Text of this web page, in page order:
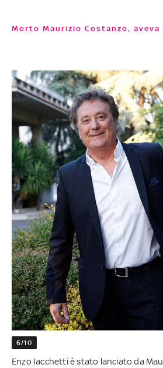
Morto Maurizio Costanzo,
6/10
Enzo Iacchetti è stato lanciato da